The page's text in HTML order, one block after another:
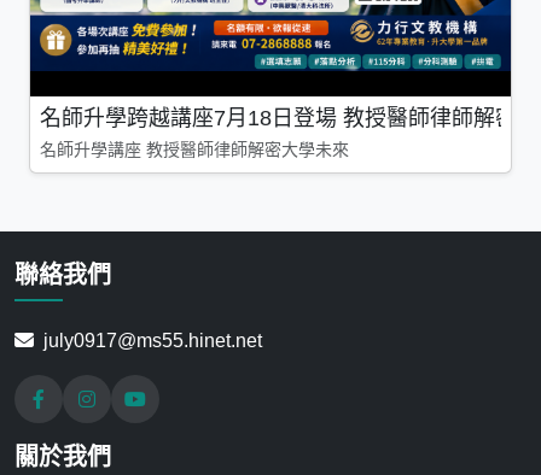
名師升學跨越講座7月18日登場 教授醫師律師解密
名師升學講座 教授醫師律師解密大學未來
聯絡我們
july0917@ms55.hinet.net
關於我們